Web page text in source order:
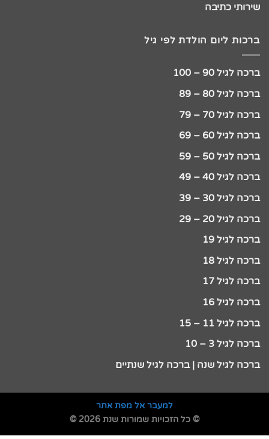
שירותי כתיבה
ברכות ליום הולדת לפי גיל
ברכה לגיל 90 – 100
ברכה לגיל 80 – 89
ברכה לגיל 70 – 79
ברכה לגיל 60 – 69
ברכה לגיל 50 – 59
ברכה לגיל 40 – 49
ברכה לגיל 30 – 39
ברכה לגיל 20 – 29
ברכה לגיל 19
ברכה לגיל 18
ברכה לגיל 17
ברכה לגיל 16
ברכה לגיל 11 – 15
ברכה לגיל 3 – 10
ברכה לגיל שנה | ברכה לגיל שנתיים
למעבר אל מפת אתר
© כל הזכויות שמורות שנת 2026 ©